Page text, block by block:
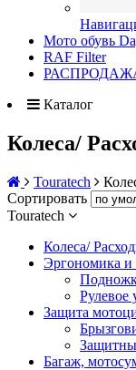
Мото обувь
RAF Filter
Каталог
Колеса/
Touratech
Сортировать
Touratech
Колеса/
Эргономика и
Рулевое
Защита
Багаж,